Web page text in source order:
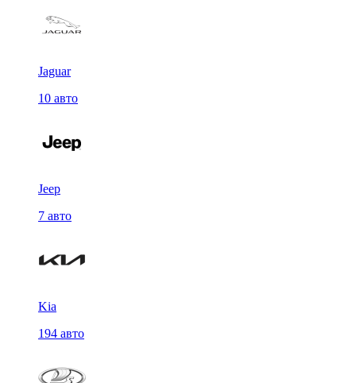
Jaguar
10 авто
Jeep
7 авто
Kia
194 авто